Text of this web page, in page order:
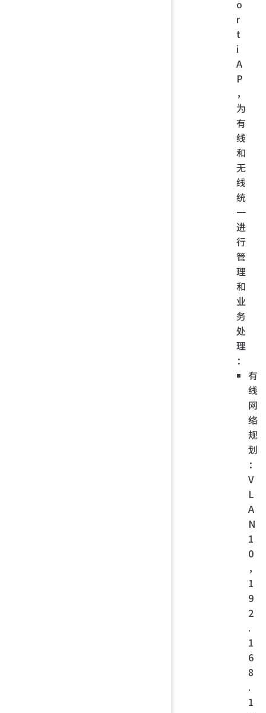
o
r
t
i
A
P
，
为
有
线
和
无
线
统
一
进
行
管
理
和
业
务
处
理
：
有
线
网
络
规
划
：
V
L
A
N
1
0
，
1
9
2
.
1
6
8
.
1